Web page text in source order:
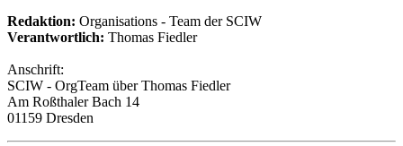
Redaktion: Organisations - Team der SCIW
Verantwortlich: Thomas Fiedler
Anschrift:
SCIW - OrgTeam über Thomas Fiedler
Am Roßthaler Bach 14
01159 Dresden